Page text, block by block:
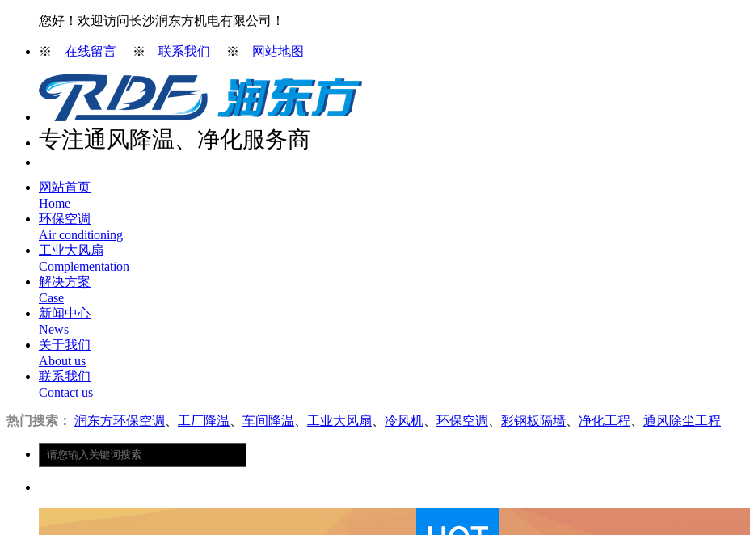
您好！欢迎访问长沙润东方机电有限公司！
※ 在线留言 ※ 联系我们 ※ 网站地图
专注通风降温、净化服务商
网站首页
Home
环保空调
Air conditioning
工业大风扇
Complementation
解决方案
Case
新闻中心
News
关于我们
About us
联系我们
Contact us
热门搜索： 润东方环保空调 工厂降温 车间降温 工业大风扇 冷风机 环保空调 彩钢板隔墙 净化工程 通风除尘工程